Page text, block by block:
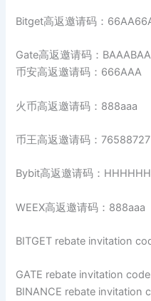
Bitget高返邀请码：
Gate高返邀请码：
币安高返邀请码：666AAA
火币高返邀请码：888aaa
币王高返邀请码：76588727
Bybit高返邀请码：HHHHHH
WEEX高返邀请码：888aaa
BITGET rebate invitation
GATE rebate invitation
BINANCE rebate invitation